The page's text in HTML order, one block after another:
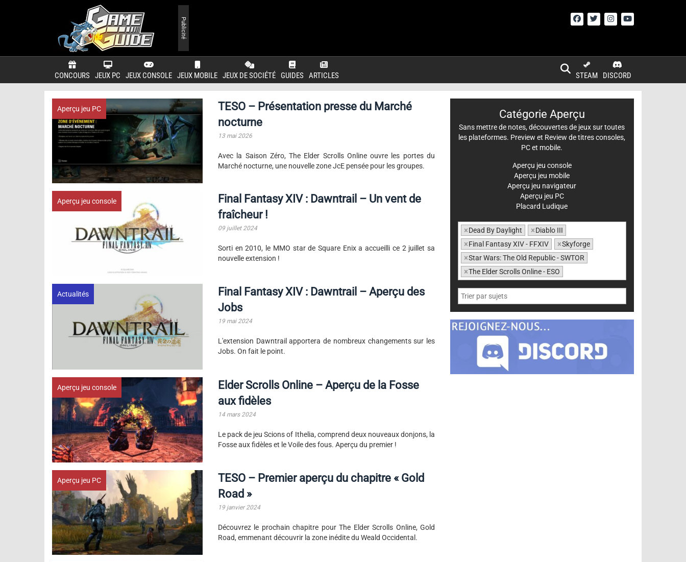
CONCOURS JEUX PC JEUX CONSOLE JEUX MOBILE JEUX DE SOCIÉTÉ GUIDES ARTICLES DISCORD
STEAM
Publicité
Aperçu jeu PC
TESO – Présentation presse du Marché
nocturne
13 mai 2026
Avec la Saison Zéro, The Elder Scrolls Online ouvre les portes du
Marché nocturne, une nouvelle zone JcE pensée pour les groupes.
Aperçu jeu console
Final Fantasy XIV : Dawntrail – Un vent de
fraîcheur !
09 juillet 2024
Sorti en 2010, le MMO star de Square Enix a accueilli ce 2 juillet sa
nouvelle extension !
Actualités
Final Fantasy XIV : Dawntrail – Aperçu des
Jobs
19 mai 2024
L'extension Dawntrail apportera de nombreux changements sur les
Jobs. On fait le point.
Aperçu jeu console
Elder Scrolls Online – Aperçu de la Fosse
aux fidèles
14 mars 2024
Le pack de jeu Scions of Ithelia, comprend deux nouveaux donjons, la
Fosse aux fidèles et le Voile des fous. Aperçu du premier !
Aperçu jeu PC
TESO – Premier aperçu du chapitre « Gold
Road »
19 janvier 2024
Découvrez le prochain chapitre pour The Elder Scrolls Online, Gold
Road, emmenant découvrir la zone inédite du Weald Occidental.
Catégorie Aperçu
Sans mettre de notes, découvertes de jeux sur toutes
les plateformes. Preview et Review de titres consoles,
PC et mobile.
Aperçu jeu console
Aperçu jeu mobile
Aperçu jeu navigateur
Aperçu jeu PC
Placard Ludique
×Dead By Daylight ×Diablo III
×Final Fantasy XIV - FFXIV ×Skyforge
×Star Wars: The Old Republic - SWTOR
×The Elder Scrolls Online - ESO